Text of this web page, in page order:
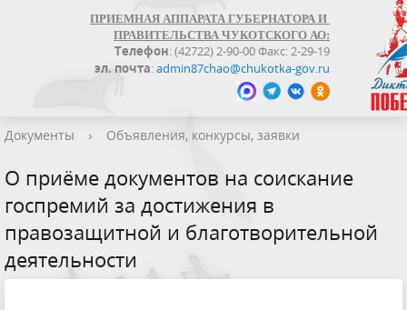
ПРИЕМНАЯ АППАРАТА ГУБЕРНАТОРА И
ПРАВИТЕЛЬСТВА ЧУКОТСКОГО АО:
Телефон: (42722) 2-90-00 Факс: 2-29-19
эл. почта:admin87chao@chukotka-gov.ru
Документы › Объявления, конкурсы, заявки
О приёме документов на соискание
госпремий за достижения в
правозащитной и благотворительной
деятельности